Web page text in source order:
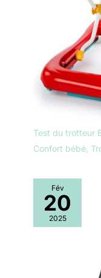
Test du trotteur
Confort bébé
Fév
20
2025